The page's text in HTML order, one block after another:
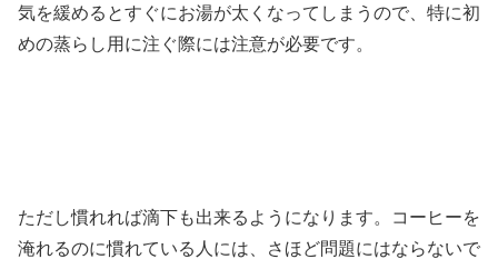
気を緩めるとすぐにお湯が太くなってしまうので、特に初
めの蒸らし用に注ぐ際には注意が必要です。
ただし慣れれば滴下も出来るようになります。コーヒーを
淹れるのに慣れている人には、さほど問題にはならないで